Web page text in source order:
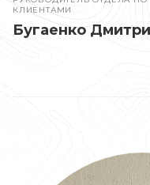
КЛИЕНТАМИ
Бугаенко